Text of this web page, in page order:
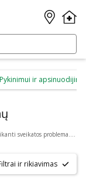
Pykinimui ir
Skrandžio uždegimas (gastritas) yra nemaloni ir dažnai pasitaikanti sveikatos problema. Jos sukėlėjais gali tapti įvairūs dalykai, tačiau dažniausiai smarkiai prisideda: alkoholio vartojimas, nuolatinis priešuždegiminių vaistų vartojimas, infekcija arba stresas. Sergant skrandžio uždegimu galite jausti pykinimą, nuovargį, pilvo skausmą, neturėti apetito ir ne tik.
ir rikiavimas